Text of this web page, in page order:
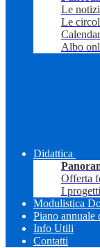
Le
Le
Albo
Didattica
Offerta
I
Modulistica
Piano annuale
Info Utili
Contatti